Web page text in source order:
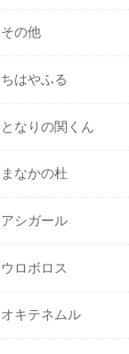
その他
ちはやふる
となりの関くん
まなかの杜
アシガール
ウロボロス
オキテネムル